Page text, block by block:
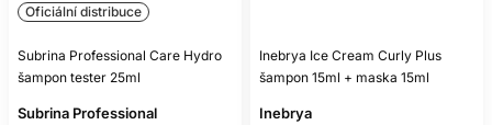
Oficiální distribuce
Subrina Professional Care Hydro
šampon tester 25ml
Subrina Professional
Inebrya Ice Cream Curly Plus
šampon 15ml + maska 15ml
Inebrya